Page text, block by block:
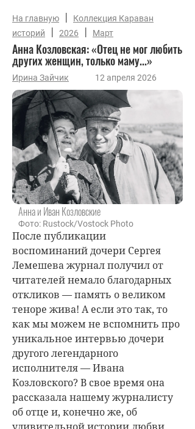
На главную |
Коллекция Караван
историй
| 2026 | Март
Анна Козловская: «Отец не мог любить
других женщин, только маму...»
Ирина Зайчик 12 апреля 2026
Анна и Иван Козловские
Фото: Rustock/Vostock Photo
После публикации
воспоминаний дочери Сергея
Лемешева журнал получил от
читателей немало благодарных
откликов — память о великом
теноре жива! А если это так, то
как мы можем не вспомнить про
уникальное интервью дочери
другого легендарного
исполнителя — Ивана
Козловского? В свое время она
рассказала нашему журналисту
об отце и, конечно же, об